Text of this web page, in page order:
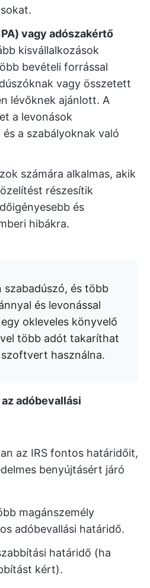
vagy adószakértő
kisvállalkozások
bevételi forrással
vagy összetett
lévőknek ajánlott. A
a levonások
a szabályoknak való
számára alkalmas, akik
részesítik
és
hibákra.
szabadúszó, és több
és levonással
okleveles könyvelő
több adót takaríthat
használna.
adóbevallási
az IRS fontos határidőit,
benyújtásért járó
magánszemély
adóbevallási határidő.
határidő (ha
kért).